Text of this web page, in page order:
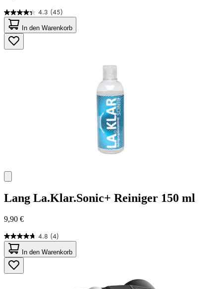
4.3 (45)
4.3
von
5
Sternen.
45
In den Warenkorb
Lang La.Klar.Sonic+ Reiniger 150 ml
9,90 €
4.8 (4)
4.8
von
5
Sternen.
4
In den Warenkorb